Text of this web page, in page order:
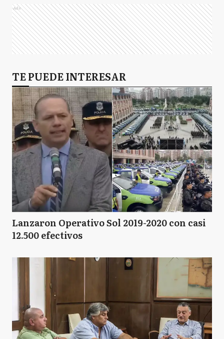
Ads
TE PUEDE INTERESAR
Lanzaron Operativo Sol 2019-2020 con casi
12.500 efectivos